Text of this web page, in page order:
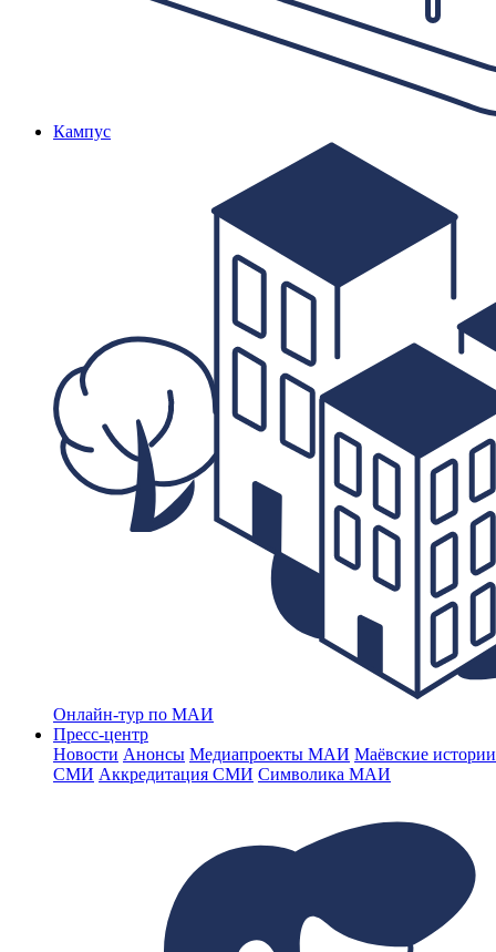
Кампус
Онлайн-тур по МАИ
Пресс-центр
Новости Анонсы Медиапроекты МАИ Маёвские
СМИ Аккредитация СМИ Символика МАИ